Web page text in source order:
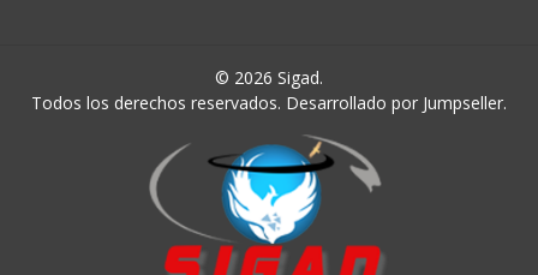
© 2026 Sigad.
Todos los derechos reservados. Desarrollado por Jumpseller.